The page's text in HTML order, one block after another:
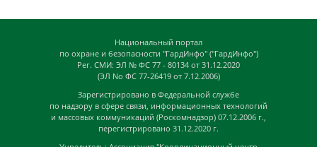
Национальный портал
по охране и безопасности "ГардИнфо" ("ГардИнфо")
Рег. СМИ: ЭЛ № ФС 77 - 80134 от 31.12.2020
(ЭЛ No ФС 77-26419 от 7.12.2006)
Зарегистрировано в Федеральной службе
по надзору в сфере связи, информационных технологий
и массовых коммуникаций (Роскомнадзор) 07.12.2006 г.,
перегистрировано 31.12.2020 г.